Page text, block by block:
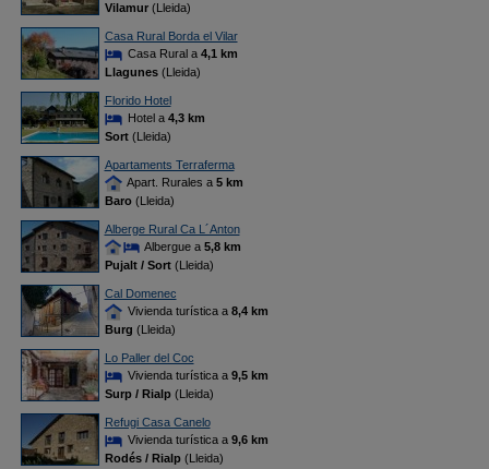
Vilamur(Lleida)
Casa Rural Borda el Vilar
Casa Rural a 4,1 km
Llagunes(Lleida)
Florido Hotel
Hotel a 4,3 km
Sort(Lleida)
Apartaments Terraferma
Apart. Rurales a 5 km
Baro(Lleida)
Alberge Rural Ca L´Anton
Albergue a 5,8 km
Pujalt / Sort(Lleida)
Cal Domenec
Vivienda turística a 8,4 km
Burg (Lleida)
Lo Paller del Coc
Vivienda turística a 9,5 km
Surp / Rialp(Lleida)
Refugi Casa Canelo
Vivienda turística a 9,6 km
Rodés / Rialp(Lleida)